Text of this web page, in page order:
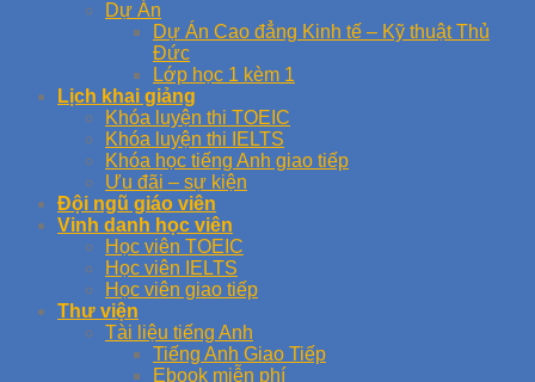
Dự Án
Dự Án Cao đẳng Kinh tế – Kỹ thuật Thủ
Đức
Lớp học 1 kèm 1
Lịch khai giảng
Khóa luyện thi TOEIC
Khóa luyện thi IELTS
Khóa học tiếng Anh giao tiếp
Ưu đãi – sự kiện
Đội ngũ giáo viên
Vinh danh học viên
Học viên TOEIC
Học viên IELTS
Học viên giao tiếp
Thư viện
Tài liệu tiếng Anh
Tiếng Anh Giao Tiếp
Ebook miễn phí